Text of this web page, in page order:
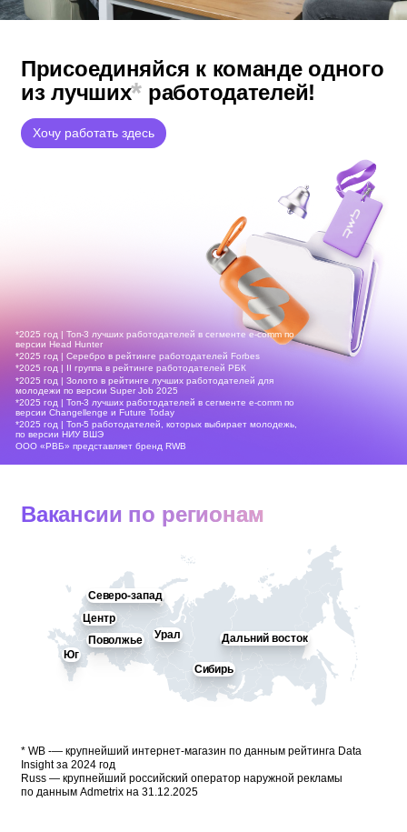
Присоединяйся к команде одного
из лучших* работодателей!
Хочу работать здесь
*2025 год | Топ-3 лучших работодателей в сегменте e-comm по
версии Head Hunter
*2025 год | Серебро в рейтинге работодателей Forbes
*2025 год | II группа в рейтинге работодателей РБК
*2025 год | Золото в рейтинге лучших работодателей для
молодежи по версии Super Job 2025
*2025 год | Топ-3 лучших работодателей в сегменте e-comm по
версии Changellenge и Future Today
*2025 год | Топ-5 работодателей, которых выбирает молодежь,
по версии НИУ ВШЭ
ООО «РВБ» представляет бренд RWB
Вакансии по регионам
Северо-запад
Центр
Урал
Дальний восток
Поволжье
Юг
Сибирь
* WB -— крупнейший интернет-магазин по данным рейтинга Data
Insight за 2024 год
Russ — крупнейший российский оператор наружной рекламы
по данным Admetrix на 31.12.2025